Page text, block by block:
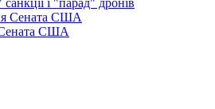
і "парад" дронів
Сената США